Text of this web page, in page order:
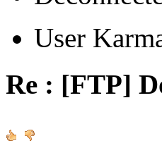
User
Re : [FTP]